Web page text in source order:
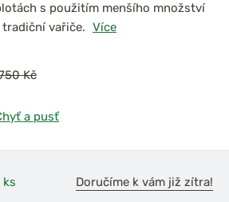
s použitím menšího množství
vařiče. Více
Kč
a pusť
ks Doručíme k vám již zítra!